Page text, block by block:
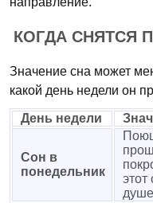
КОГДА СНЯТСЯ
Значение сна может
какой день недели он
День недели
Сон в
понедельник
этот